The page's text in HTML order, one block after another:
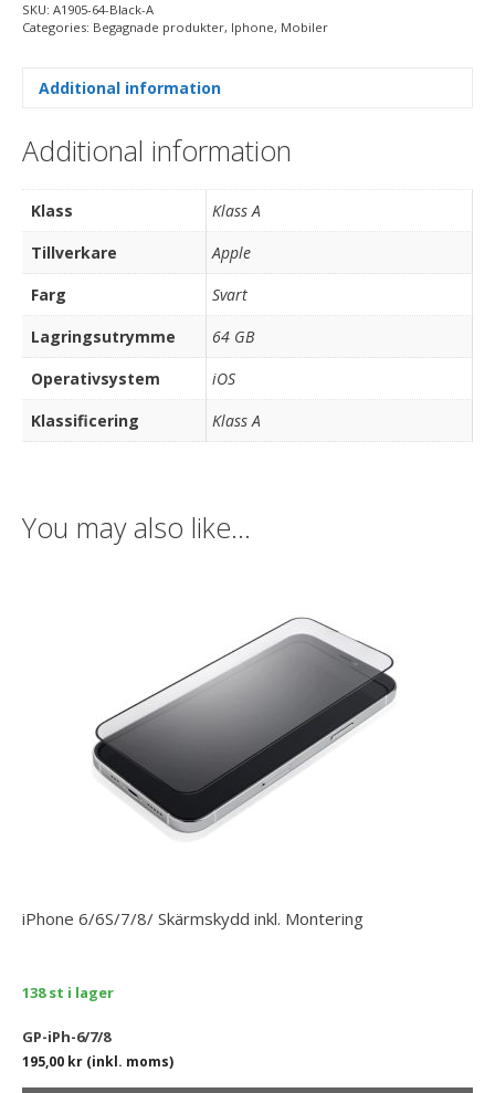
SKU: A1905-64-Black-A
Categories: Begagnade produkter, Iphone, Mobiler
Additional information
Additional information
Klass
Klass A
Tillverkare
Apple
Farg
Svart
Lagringsutrymme
64 GB
Operativsystem
iOS
Klassificering
Klass A
You may also like…
iPhone 6/6S/7/8/ Skärmskydd inkl. Montering
138 st i lager
GP-iPh-6/7/8
195,00 kr (inkl. moms)